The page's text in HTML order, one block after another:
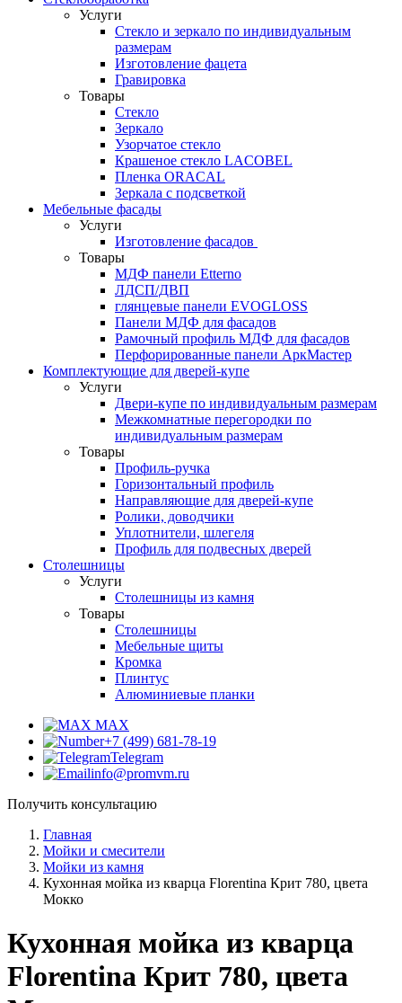
Услуги
Стекло и зеркало по индивидуальным
размерам
Изготовление фацета
Гравировка
Товары
Стекло
Зеркало
Узорчатое стекло
Крашеное стекло LACOBEL
Пленка ORACAL
Зеркала с подсветкой
Мебельные фасады
Услуги
Изготовление фасадов
Товары
МДФ панели Etterno
ЛДСП/ДВП
глянцевые панели EVOGLOSS
Панели МДФ для фасадов
Рамочный профиль МДФ для фасадов
Перфорированные панели АркМастер
Комплектующие для дверей-купе
Услуги
Двери-купе по индивидуальным размерам
Межкомнатные перегородки по
индивидуальным размерам
Товары
Профиль-ручка
Горизонтальный профиль
Направляющие для дверей-купе
Ролики, доводчики
Уплотнители, шлегеля
Профиль для подвесных дверей
Столешницы
Услуги
Столешницы из камня
Товары
Столешницы
Мебельные щиты
Кромка
Плинтус
Алюминиевые планки
MAX
+7 (499) 681-78-19
Telegram
info@promvm.ru
Получить консультацию
Главная
Мойки и смесители
Мойки из камня
Кухонная мойка из кварца Florentina Крит 780, цвета
Мокко
Кухонная мойка из кварца
Florentina Крит 780, цвета